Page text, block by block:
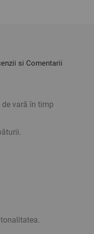
vară în timp
si Comentarii